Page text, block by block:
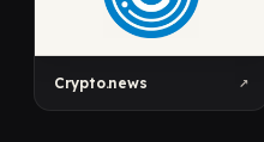
Crypto.news ↗